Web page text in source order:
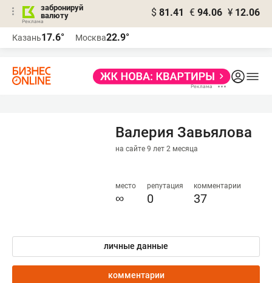
забронируй
валюту
$ 81.41 € 94.06 ¥ 12.06
Казань17.6° Москва22.9°
Валерия Завьялова
на сайте 9 лет 2 месяца
место
∞
репутация
0
комментарии
37
личные данные
комментарии